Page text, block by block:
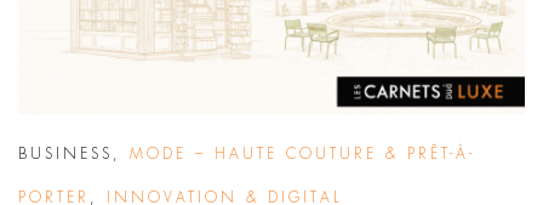
BUSINESS MODE – HAUTE COUTURE & PRÊT-À-
PORTER INNOVATION & DIGITAL